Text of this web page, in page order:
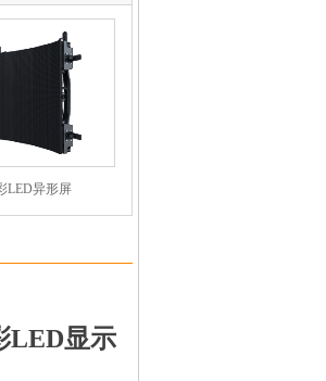
LED异形屏
LED显示